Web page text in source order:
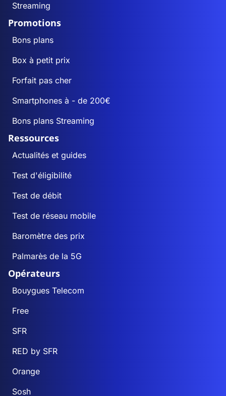
Streaming
Promotions
Bons plans
Box à petit prix
Forfait pas cher
Smartphones à - de 200€
Bons plans Streaming
Ressources
Actualités et guides
Test d'éligibilité
Test de débit
Test de réseau mobile
Baromètre des prix
Palmarès de la 5G
Opérateurs
Bouygues Telecom
Free
SFR
RED by SFR
Orange
Sosh